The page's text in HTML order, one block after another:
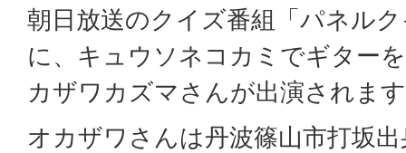
朝日放送のクイズ番組「パネル
に、キュウソネコカミでギター
カザワカズマさんが出演されま
オカザワさんは丹波篠山市打坂